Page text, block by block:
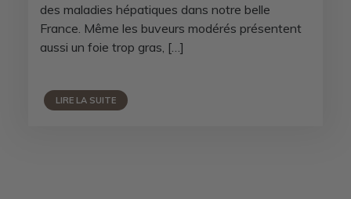
des maladies hépatiques dans notre belle
France. Même les buveurs modérés présentent
aussi un foie trop gras, […]
LIRE LA SUITE